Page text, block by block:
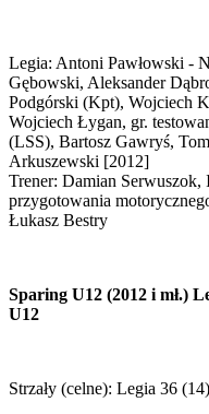
Legia: Antoni Pawłowski -
Gębowski, Aleksander
Podgórski (Kpt), Wojciech
Wojciech Łygan, gr.
(LSS), Bartosz Gawryś,
Arkuszewski [2012]
Trener: Damian
przygotowania
Łukasz Bestry
Sparing U12 (2012 i mł.)
U12
Strzały (celne): Legia 36